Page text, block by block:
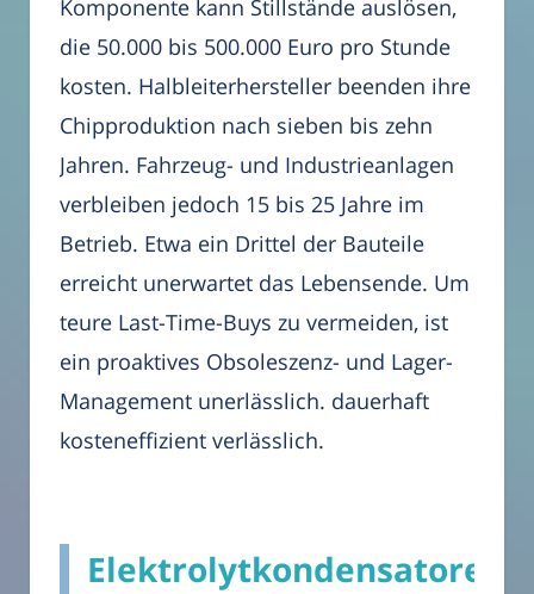
Komponente kann Stillstände auslösen,
die 50.000 bis 500.000 Euro pro Stunde
kosten. Halbleiterhersteller beenden ihre
Chipproduktion nach sieben bis zehn
Jahren. Fahrzeug- und Industrieanlagen
verbleiben jedoch 15 bis 25 Jahre im
Betrieb. Etwa ein Drittel der Bauteile
erreicht unerwartet das Lebensende. Um
teure Last-Time-Buys zu vermeiden, ist
ein proaktives Obsoleszenz- und Lager-
Management unerlässlich. dauerhaft
kosteneffizient verlässlich.
Elektrolytkondensatoren